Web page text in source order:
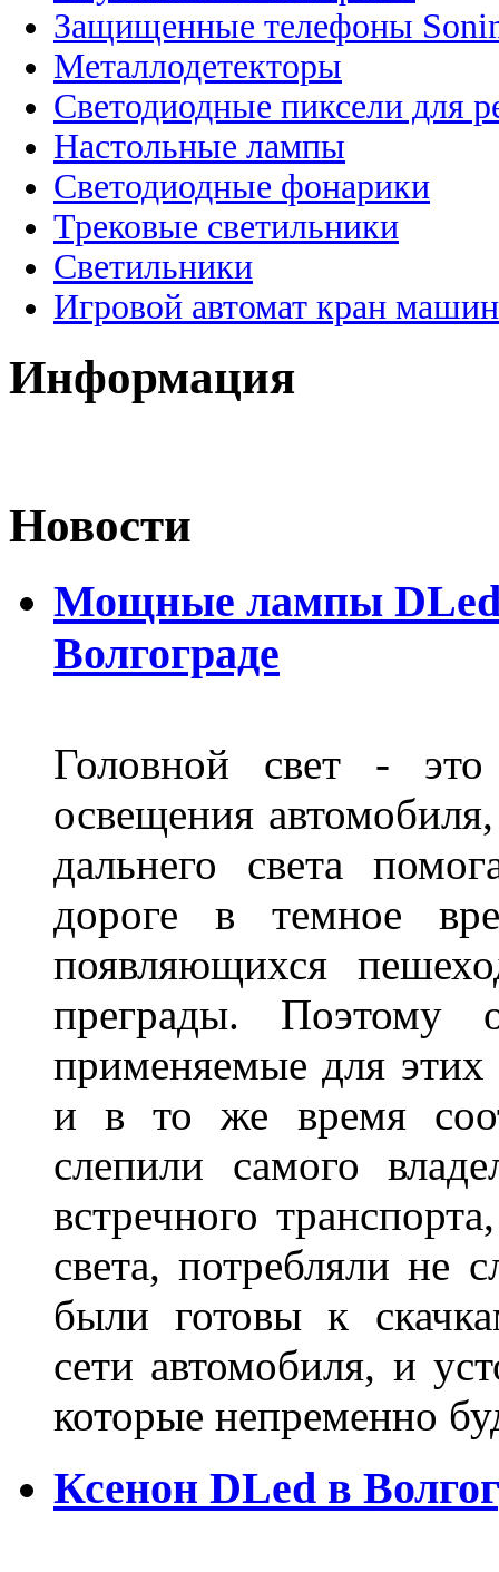
Защищенные телефоны
Металлодетекторы
Светодиодные пиксели для
Настольные лампы
Светодиодные фонарики
Трековые светильники
Светильники
Игровой автомат кран
Информация
Новости
Мощные лампы DLed
Волгограде
Головной свет -
освещения
дальнего света
дороге в темное
появляющихся
преграды. Поэтому
применяемые для
и в то же время
слепили самого
встречного
света, потребляли не
были готовы к
сети автомобиля, и
которые непременно
Ксенон DLed в